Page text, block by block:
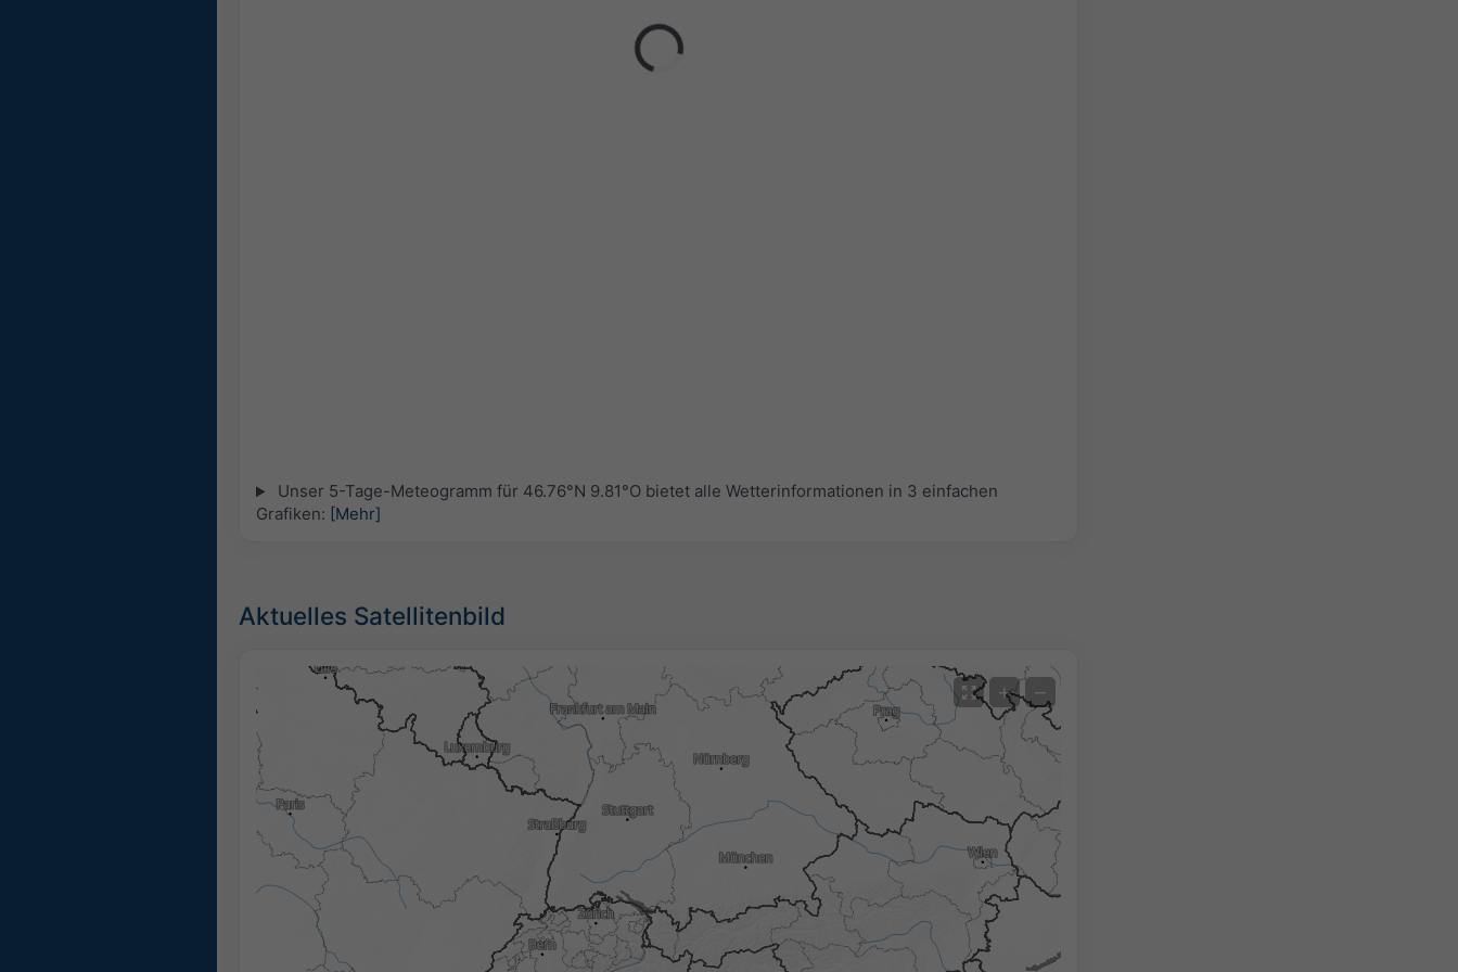
Unser 5-Tage-Meteogramm für 46.76°N 9.81°O bietet alle Wetterinformationen in 3 einfachen
Grafiken: [Mehr]
Aktuelles Satellitenbild
+ −